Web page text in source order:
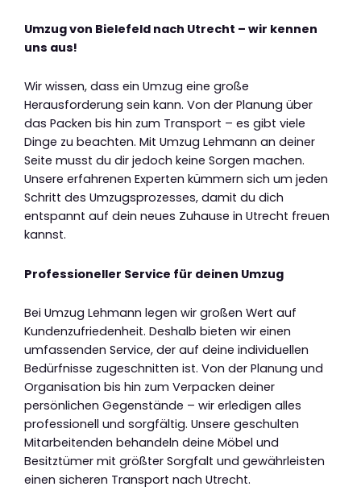
Umzug von Bielefeld nach Utrecht – wir kennen
uns aus!
Wir wissen, dass ein Umzug eine große
Herausforderung sein kann. Von der Planung über
das Packen bis hin zum Transport – es gibt viele
Dinge zu beachten. Mit Umzug Lehmann an deiner
Seite musst du dir jedoch keine Sorgen machen.
Unsere erfahrenen Experten kümmern sich um jeden
Schritt des Umzugsprozesses, damit du dich
entspannt auf dein neues Zuhause in Utrecht freuen
kannst.
Professioneller Service für deinen Umzug
Bei Umzug Lehmann legen wir großen Wert auf
Kundenzufriedenheit. Deshalb bieten wir einen
umfassenden Service, der auf deine individuellen
Bedürfnisse zugeschnitten ist. Von der Planung und
Organisation bis hin zum Verpacken deiner
persönlichen Gegenstände – wir erledigen alles
professionell und sorgfältig. Unsere geschulten
Mitarbeitenden behandeln deine Möbel und
Besitztümer mit größter Sorgfalt und gewährleisten
einen sicheren Transport nach Utrecht.